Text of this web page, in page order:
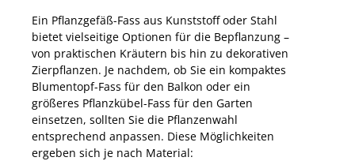
Ein Pflanzgefäß-Fass aus Kunststoff oder Stahl
bietet vielseitige Optionen für die Bepflanzung –
von praktischen Kräutern bis hin zu dekorativen
Zierpflanzen. Je nachdem, ob Sie ein kompaktes
Blumentopf-Fass für den Balkon oder ein
größeres Pflanzkübel-Fass für den Garten
einsetzen, sollten Sie die Pflanzenwahl
entsprechend anpassen. Diese Möglichkeiten
ergeben sich je nach Material: